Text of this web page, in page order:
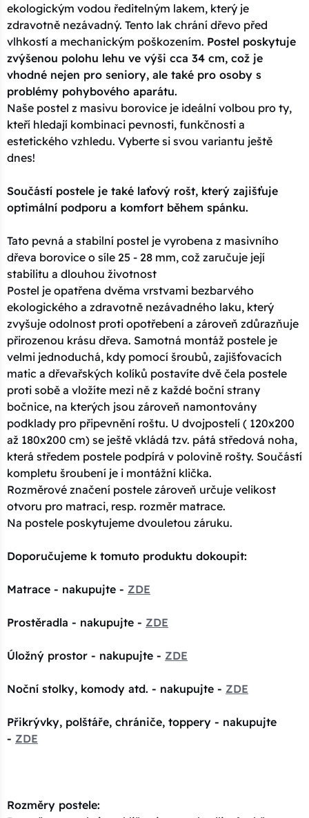
ekologickým vodou ředitelným lakem, který je
zdravotně nezávadný. Tento lak chrání dřevo před
vlhkostí a mechanickým poškozením. Postel poskytuje
zvýšenou polohu lehu ve výši cca 34 cm, což je
vhodné nejen pro seniory, ale také pro osoby s
problémy pohybového aparátu.
Naše postel z masivu borovice je ideální volbou pro ty,
kteří hledají kombinaci pevnosti, funkčnosti a
estetického vzhledu. Vyberte si svou variantu ještě
dnes!
Součástí postele je také laťový rošt, který zajišťuje
optimální podporu a komfort během spánku.
Tato pevná a stabilní postel je vyrobena z masivního
dřeva borovice o síle 25 - 28 mm, což zaručuje její
stabilitu a dlouhou životnost
Postel je opatřena dvěma vrstvami bezbarvého
ekologického a zdravotně nezávadného laku, který
zvyšuje odolnost proti opotřebení a zároveň zdůrazňuje
přirozenou krásu dřeva. Samotná montáž postele je
velmi jednoduchá, kdy pomocí šroubů, zajišťovacích
matic a dřevařských kolíků postavíte dvě čela postele
proti sobě a vložíte mezi ně z každé boční strany
bočnice, na kterých jsou zároveň namontovány
podklady pro připevnění roštu. U dvojpostelí ( 120x200
až 180x200 cm) se ještě vkládá tzv. pátá středová noha,
která středem postele podpírá v polovině rošty. Součástí
kompletu šroubení je i montážní klička.
Rozměrové značení postele zároveň určuje velikost
otvoru pro matraci, resp. rozměr matrace.
Na postele poskytujeme dvouletou záruku.
Doporučujeme k tomuto produktu dokoupit:
Matrace - nakupujte - ZDE
Prostěradla - nakupujte - ZDE
Úložný prostor - nakupujte - ZDE
Noční stolky, komody atd. - nakupujte - ZDE
Přikrývky, polštáře, chrániče, toppery - nakupujte
- ZDE
Rozměry postele: